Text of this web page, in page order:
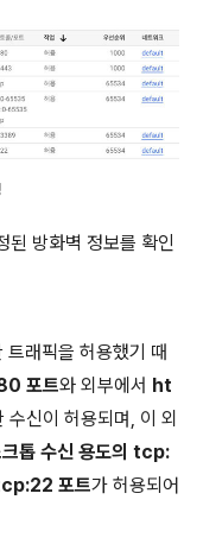
된 방화벽 정보를 확인
래픽을 허용했기 때
포트와 외부에서 ht
수신이 허용되며, 이 외
크톱 수신 용도의 tcp:
포트가 허용되어